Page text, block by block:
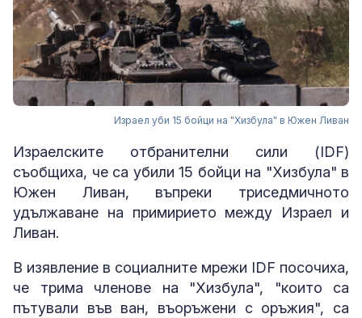
Израел уби 15 бойци на "Хизбула" в Южен Ливан
Израелските отбранителни сили (IDF)
съобщиха, че са убили 15 бойци на "Хизбула" в
Южен Ливан, въпреки триседмичното
удължаване на примирието между Израел и
Ливан.
В изявление в социалните мрежи IDF посочиха,
че трима членове на "Хизбула", "които са
пътували във ван, въоръжени с оръжия", са